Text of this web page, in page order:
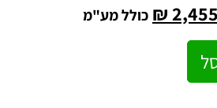
₪ כולל מע"מ